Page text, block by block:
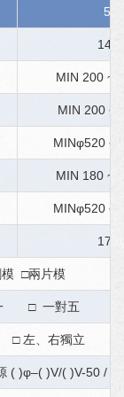
51
14”
MIN 200 ~
MIN 200
MINφ520
MIN 180 ~
MINφ520
175
模 □兩片模
□ 一對五
□ 左、右獨立
( )φ–( )V/( )V-50 /